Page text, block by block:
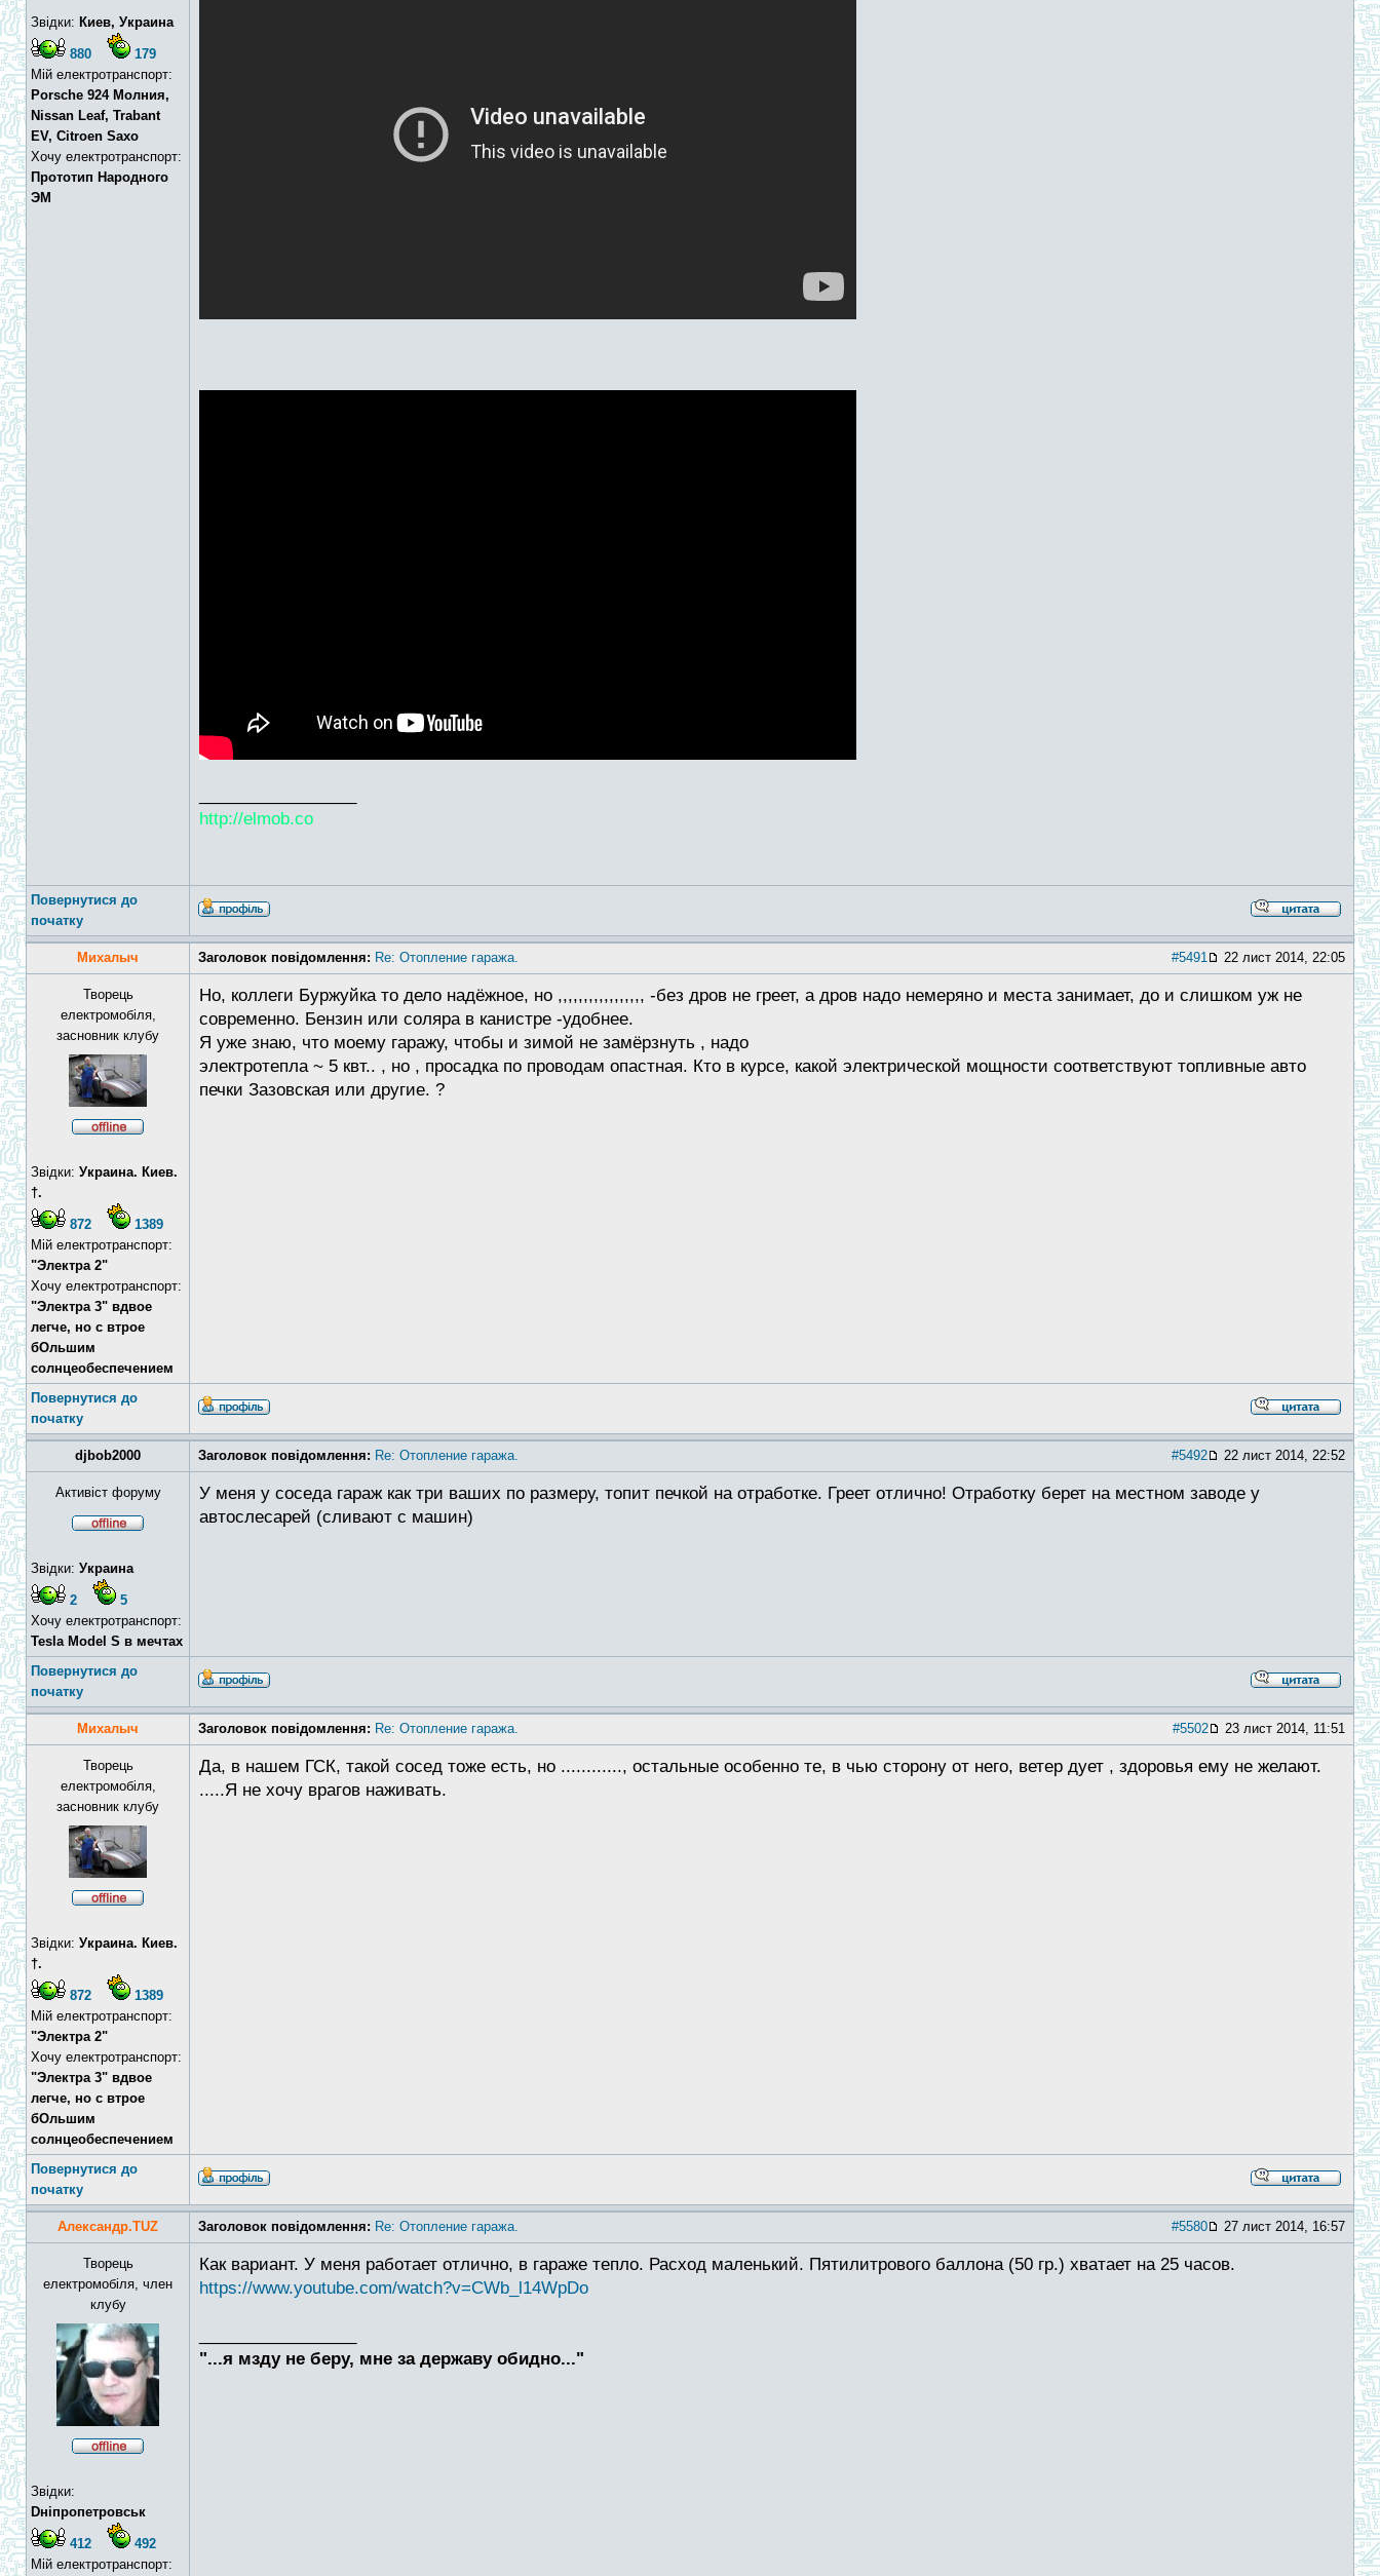
Звідки: Киев, Украина
880
179
Мій електротранспорт:
Porsche 924 Молния,
Nissan Leaf, Trabant
EV, Citroen Saxo
Хочу електротранспорт:
Прототип Народного
ЭМ
http://elmob.co
Повернутися до
початку
Михалыч Заголовок повідомлення: Re: Отопление гаража. #5491 22 лист 2014, 22:05
Творець
електромобіля,
засновник клубу
Звідки: Украина. Киев.
†.
872
1389
Мій електротранспорт:
"Электра 2"
Хочу електротранспорт:
"Электра 3" вдвое
легче, но с втрое
бОльшим
солнцеобеспечением
Но, коллеги Буржуйка то дело надёжное, но ,,,,,,,,,,,,,,,,, -без дров не греет, а дров надо немеряно и места занимает, до и слишком уж не
современно. Бензин или соляра в канистре -удобнее.
Я уже знаю, что моему гаражу, чтобы и зимой не замёрзнуть , надо
электротепла ~ 5 квт.. , но , просадка по проводам опастная. Кто в курсе, какой электрической мощности соответствуют топливные авто
печки Зазовская или другие. ?
Повернутися до
початку
djbob2000 Заголовок повідомлення: Re: Отопление гаража. #5492 22 лист 2014, 22:52
Активіст форуму
Звідки: Украина
2
5
Хочу електротранспорт:
Tesla Model S в мечтах
У меня у соседа гараж как три ваших по размеру, топит печкой на отработке. Греет отлично! Отработку берет на местном заводе у
автослесарей (сливают с машин)
Повернутися до
початку
Михалыч Заголовок повідомлення: Re: Отопление гаража. #5502 23 лист 2014, 11:51
Творець
електромобіля,
засновник клубу
Звідки: Украина. Киев.
†.
872
1389
Мій електротранспорт:
"Электра 2"
Хочу електротранспорт:
"Электра 3" вдвое
легче, но с втрое
бОльшим
солнцеобеспечением
Да, в нашем ГСК, такой сосед тоже есть, но ............, остальные особенно те, в чью сторону от него, ветер дует , здоровья ему не желают.
.....Я не хочу врагов наживать.
Повернутися до
початку
Александр.TUZ Заголовок повідомлення: Re: Отопление гаража. #5580 27 лист 2014, 16:57
Творець
електромобіля, член
клубу
Звідки:
Dніпропетровськ
412
492
Мій електротранспорт:
Как вариант. У меня работает отлично, в гараже тепло. Расход маленький. Пятилитрового баллона (50 гр.) хватает на 25 часов.
https://www.youtube.com/watch?v=CWb_l14WpDo
"...я мзду не беру, мне за державу обидно..."